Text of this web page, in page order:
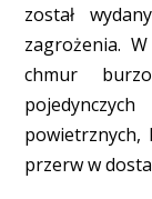
został
zagrożenia.
chmur
przerw w